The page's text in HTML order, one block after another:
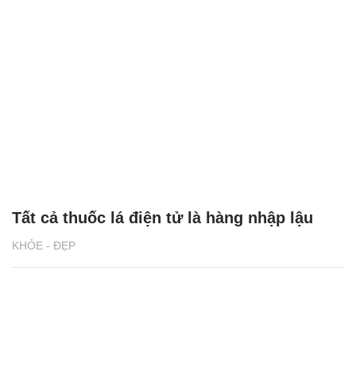
KHỎE - ĐẸP
Tất cả thuốc lá điện tử là hàng nhập lậu